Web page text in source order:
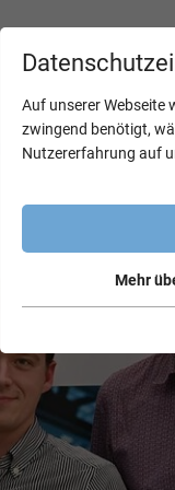
Auf unserer Webseite
zwingend benötigt,
Nutzererfahrung auf
Mehr